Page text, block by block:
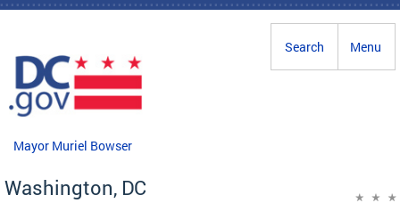
Skip to main content
Menu
Search
Mayor Muriel Bowser
Washington, DC